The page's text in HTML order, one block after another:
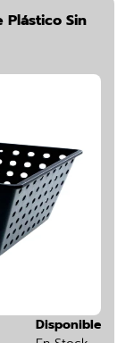
Plástico Sin
Disponible